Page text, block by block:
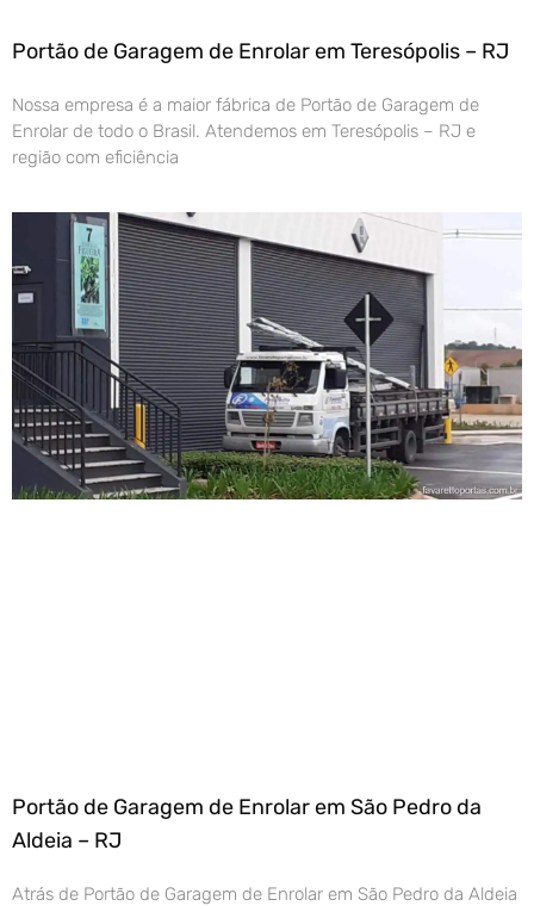
Portão de Garagem de Enrolar em Teresópolis – RJ
Nossa empresa é a maior fábrica de Portão de Garagem de
Enrolar de todo o Brasil. Atendemos em Teresópolis – RJ e
região com eficiência
Portão de Garagem de Enrolar em São Pedro da
Aldeia – RJ
Atrás de Portão de Garagem de Enrolar em São Pedro da Aldeia